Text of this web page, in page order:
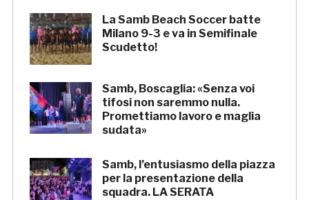
La Samb Beach Soccer batte
Milano 9-3 e va in Semifinale
Scudetto!
Samb, Boscaglia: «Senza voi
tifosi non saremmo nulla.
Promettiamo lavoro e maglia
sudata»
Samb, l’entusiasmo della piazza
per la presentazione della
squadra. LA SERATA